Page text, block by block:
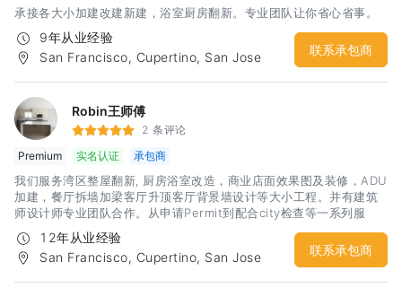
承接各大小加建改建新建，浴室厨房翻新。专业团队让你省心省事。
9年从业经验
San Francisco, Cupertino, San Jose
联系承包商
Robin王师傅
2 条评论
Premium
实名认证 承包商
我们服务湾区整屋翻新, 厨房浴室改造，商业店面效果图及装修，ADU
加建，餐厅拆墙加梁客厅升顶客厅背景墙设计等大小工程。并有建筑
师设计师专业团队合作。从申请Permit到配合city检查等一系列服
务。 我们有着丰富的经验和精工求细的施工团队，相信定会给你一个
建设性的沟通和满意的合作
12年从业经验
San Francisco, Cupertino, San Jose
联系承包商